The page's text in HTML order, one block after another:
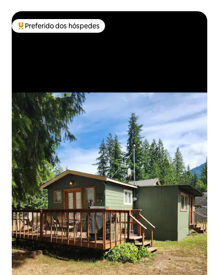
Entre os melhores preferidos dos hóspedes
Preferido dos hóspedes